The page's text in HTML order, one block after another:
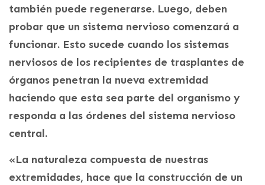
también puede regenerarse. Luego, deben
probar que un sistema nervioso comenzará a
funcionar. Esto sucede cuando los sistemas
nerviosos de los recipientes de trasplantes de
órganos penetran la nueva extremidad
haciendo que esta sea parte del organismo y
responda a las órdenes del sistema nervioso
central.
«La naturaleza compuesta de nuestras
extremidades, hace que la construcción de un